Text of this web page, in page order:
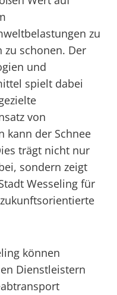
zu
zu schonen. Der
und
spielt dabei
von
kann der Schnee
trägt nicht nur
sondern zeigt
Wesseling für
können
Dienstleistern